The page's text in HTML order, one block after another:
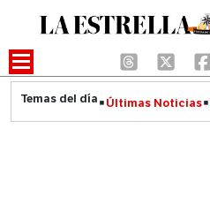
Últimas Noticias